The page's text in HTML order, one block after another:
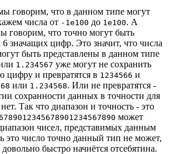
говорим, что в данном типе могут
числа от -1e100 до 1e100. А
говорим, что точно могут быть
значащих цифр. Это значит, что числа
быть представлены в данном типе
1.234567 уже могут не сохранить
цифру и превратятся в 1234566 и
или 1.234568. Или не превратятся -
сохранности данных в точности для
Так что диапазон и точность - это
может
чисел, представимых данным
это число точно данный тип не может,
быстро начнётся отсебятина.